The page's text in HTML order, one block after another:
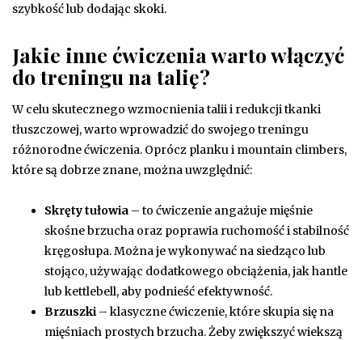
szybkość lub dodając skoki.
Jakie inne ćwiczenia warto włączyć
do treningu na talię?
W celu skutecznego wzmocnienia talii i redukcji tkanki
tłuszczowej, warto wprowadzić do swojego treningu
różnorodne ćwiczenia. Oprócz planku i mountain climbers,
które są dobrze znane, można uwzględnić:
Skręty tułowia – to ćwiczenie angażuje mięśnie
skośne brzucha oraz poprawia ruchomość i stabilność
kręgosłupa. Można je wykonywać na siedząco lub
stojąco, używając dodatkowego obciążenia, jak hantle
lub kettlebell, aby podnieść efektywność.
Brzuszki – klasyczne ćwiczenie, które skupia się na
mięśniach prostych brzucha. Żeby zwiększyć wiekszą